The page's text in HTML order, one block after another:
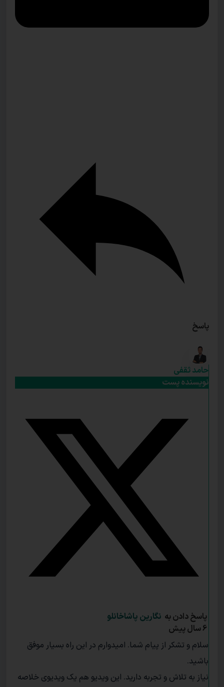
پاسخ
حامد ثقفی
نویسنده پست
پاسخ دادن به نگارین پاشاخانلو
سلام و تشکر از پیام شما. امیدوارم در این راه بسیار موفق
باشید.
نیاز به تلاش و تجربه دارید. این ویدیو هم یک ویدیوی خلاصه